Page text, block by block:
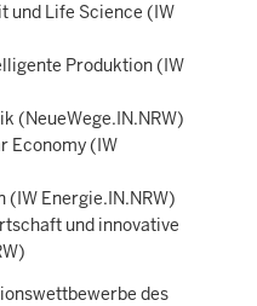
und Life Science (IW
Produktion (IW
(NeueWege.IN.NRW)
Economy (IW
(IW Energie.IN.NRW)
und innovative
des